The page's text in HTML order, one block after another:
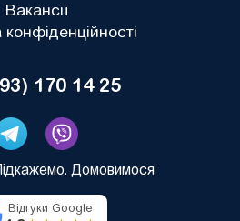
Вакансії
конфіденційності
170 14 25
Домовимося
Відгуки Google